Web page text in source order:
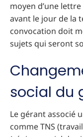
moyen d’une
avant le jour de la
convocation doit
sujets qui seront
social du
Le gérant associé
comme TNS